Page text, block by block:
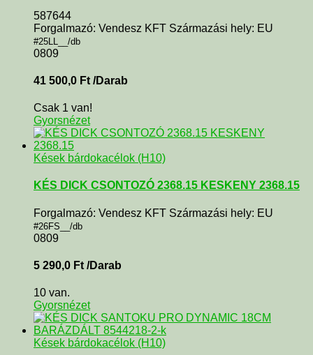
587644
Forgalmazó: Vendesz KFT Származási hely: EU
#25LL__/db
0809
41 500,0 Ft /Darab
Csak 1 van!
Gyorsnézet
Kések bárdokacélok (H10)
KÉS DICK CSONTOZÓ 2368.15 KESKENY 2368.15
Forgalmazó: Vendesz KFT Származási hely: EU
#26FS__/db
0809
5 290,0 Ft /Darab
10 van.
Gyorsnézet
Kések bárdokacélok (H10)